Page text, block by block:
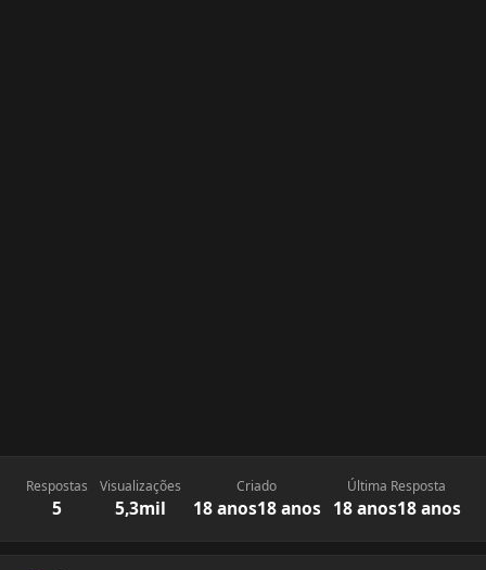
Respostas
5
Visualizações
5,3mil
Criado
18 anos18 anos
Última Resposta
18 anos18 anos